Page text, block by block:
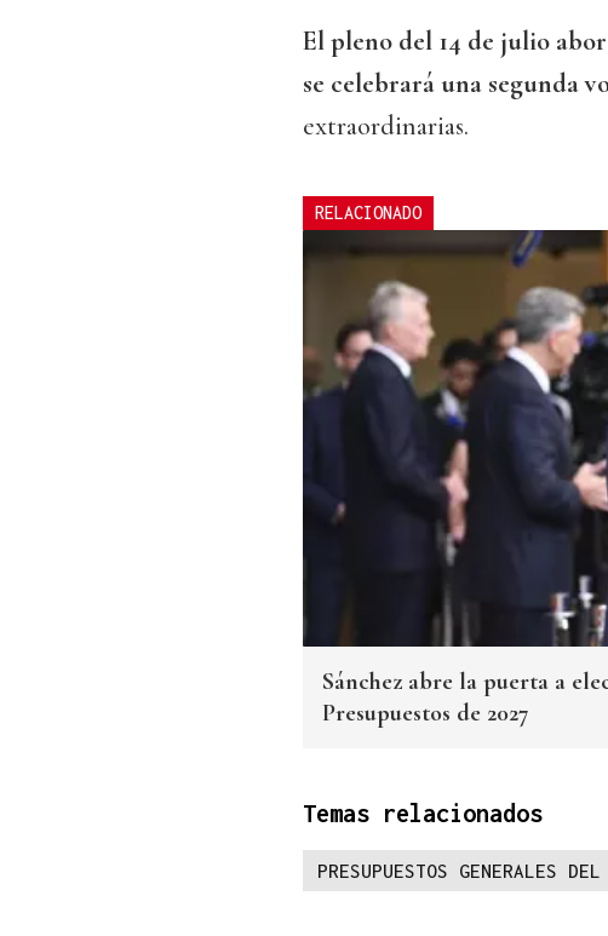
El pleno del 14 de julio
se celebrará una segunda
extraordinarias.
RELACIONADO
Sánchez abre la puerta a
Presupuestos de 2027
Temas relacionados
PRESUPUESTOS GENERALES DEL